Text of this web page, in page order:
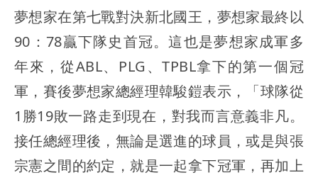
夢想家在第七戰對決新北國王，夢想家最終以
90：78贏下隊史首冠。這也是夢想家成軍多
年來，從ABL、PLG、TPBL拿下的第一個冠
軍，賽後夢想家總經理韓駿鎧表示，「球隊從
1勝19敗一路走到現在，對我而言意義非凡。
接任總經理後，無論是選進的球員，或是與張
宗憲之間的約定，就是一起拿下冠軍，再加上